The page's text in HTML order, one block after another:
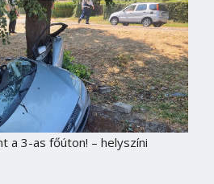
a 3-as főúton! – helyszíni